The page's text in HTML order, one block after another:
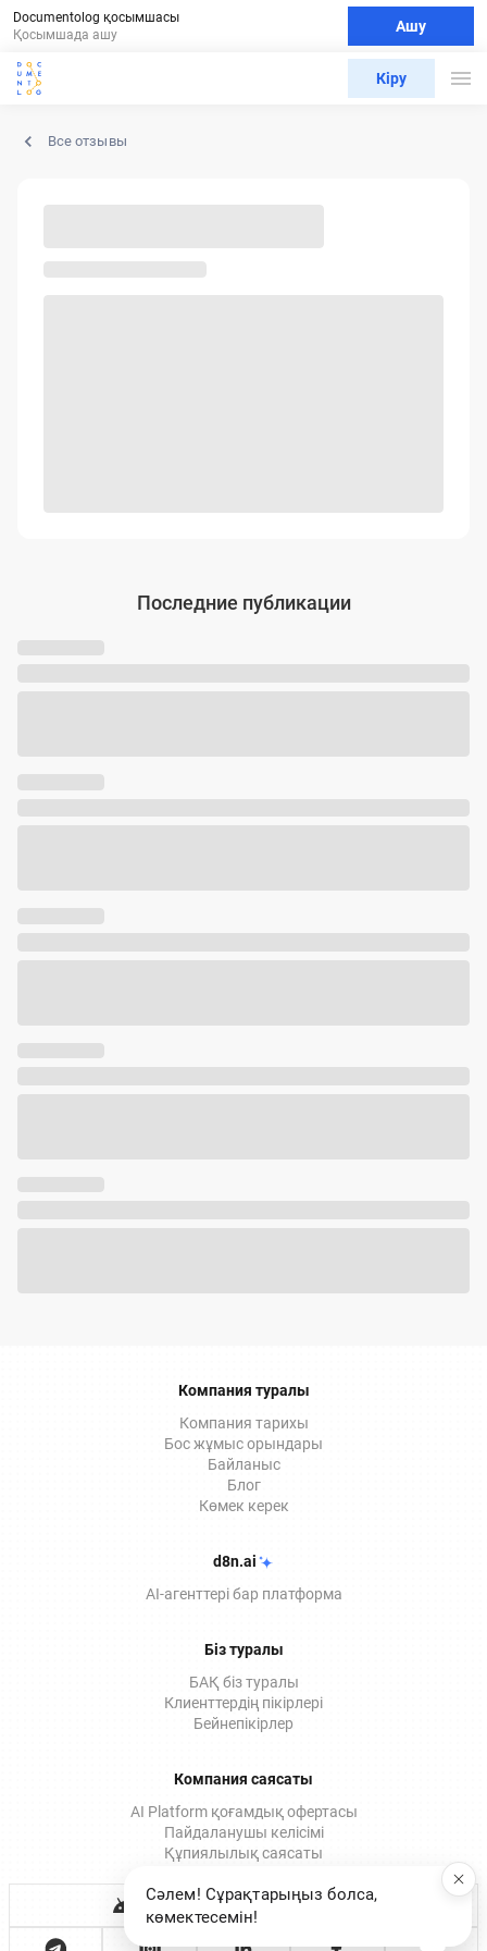
Documentolog қосымшасы
Қосымшада ашу
Ашу
Кіру
Все отзывы
Последние публикации
Компания туралы
Компания тарихы
Бос жұмыс орындары
Байланыс
Блог
Көмек керек
d8n.ai
AI-агенттері бар платформа
Біз туралы
БАҚ біз туралы
Клиенттердің пікірлері
Бейнепікірлер
Компания саясаты
AI Platform қоғамдық офертасы
Пайдаланушы келісімі
Құпиялылық саясаты
Сәлем! Сұрақтарыңыз болса,
көмектесемін!